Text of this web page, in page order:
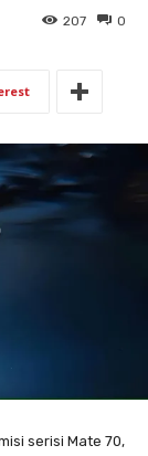
0
207
serisi Mate 70,